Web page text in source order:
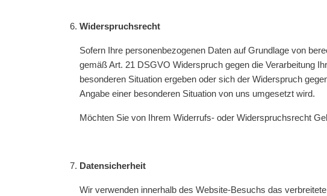
Widerspruchsrecht
Sofern Ihre personenbezogenen Daten auf Grundlage von
gemäß Art. 21 DSGVO Widerspruch gegen die Verarbeitung
besonderen Situation ergeben oder sich der Widerspruch
Angabe einer besonderen Situation von uns umgesetzt wird.
Möchten Sie von Ihrem Widerrufs- oder Widerspruchsrecht
Datensicherheit
Wir verwenden innerhalb des Website-Besuchs das